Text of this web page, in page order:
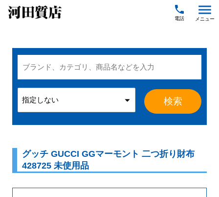
local_phone menu
グッチ GUCCI GGマーモント 二つ折り財布
428725 未使用品